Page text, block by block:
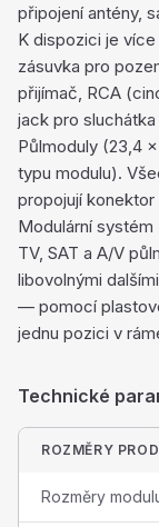
připojení antény,
K dispozici je
zásuvka pro
přijímač, RCA
jack pro
Půlmoduly (23,4
typu modulu).
propojují
Modulární systém
TV, SAT a A/V
libovolnými
— pomocí
jednu pozici v
Technické
ROZMĚRY
Rozměry